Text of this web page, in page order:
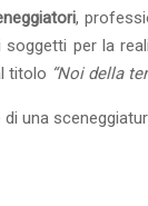
,
soggetti per la
titolo “Noi della
una